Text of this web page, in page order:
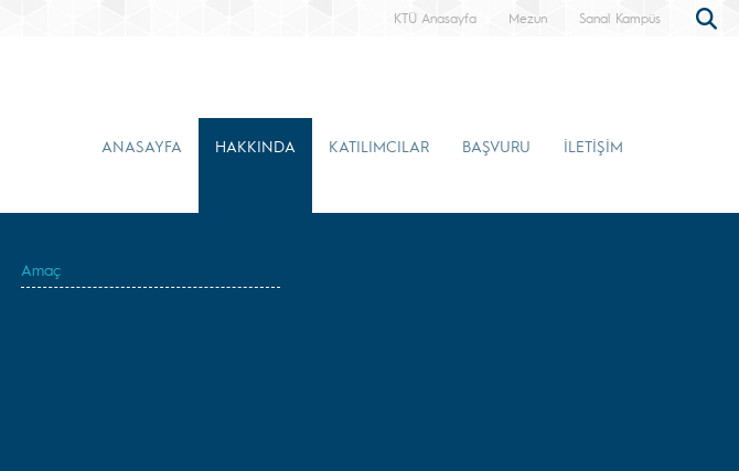
KTÜ Anasayfa Mezun Sanal Kampüs
ANASAYFA HAKKINDA KATILIMCILAR BAŞVURU İLETİŞİM
Amaç